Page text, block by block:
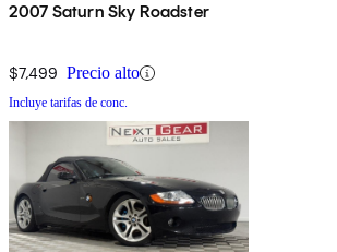
2007 Saturn Sky Roadster
$7,499 Precio alto
Incluye tarifas de conc.